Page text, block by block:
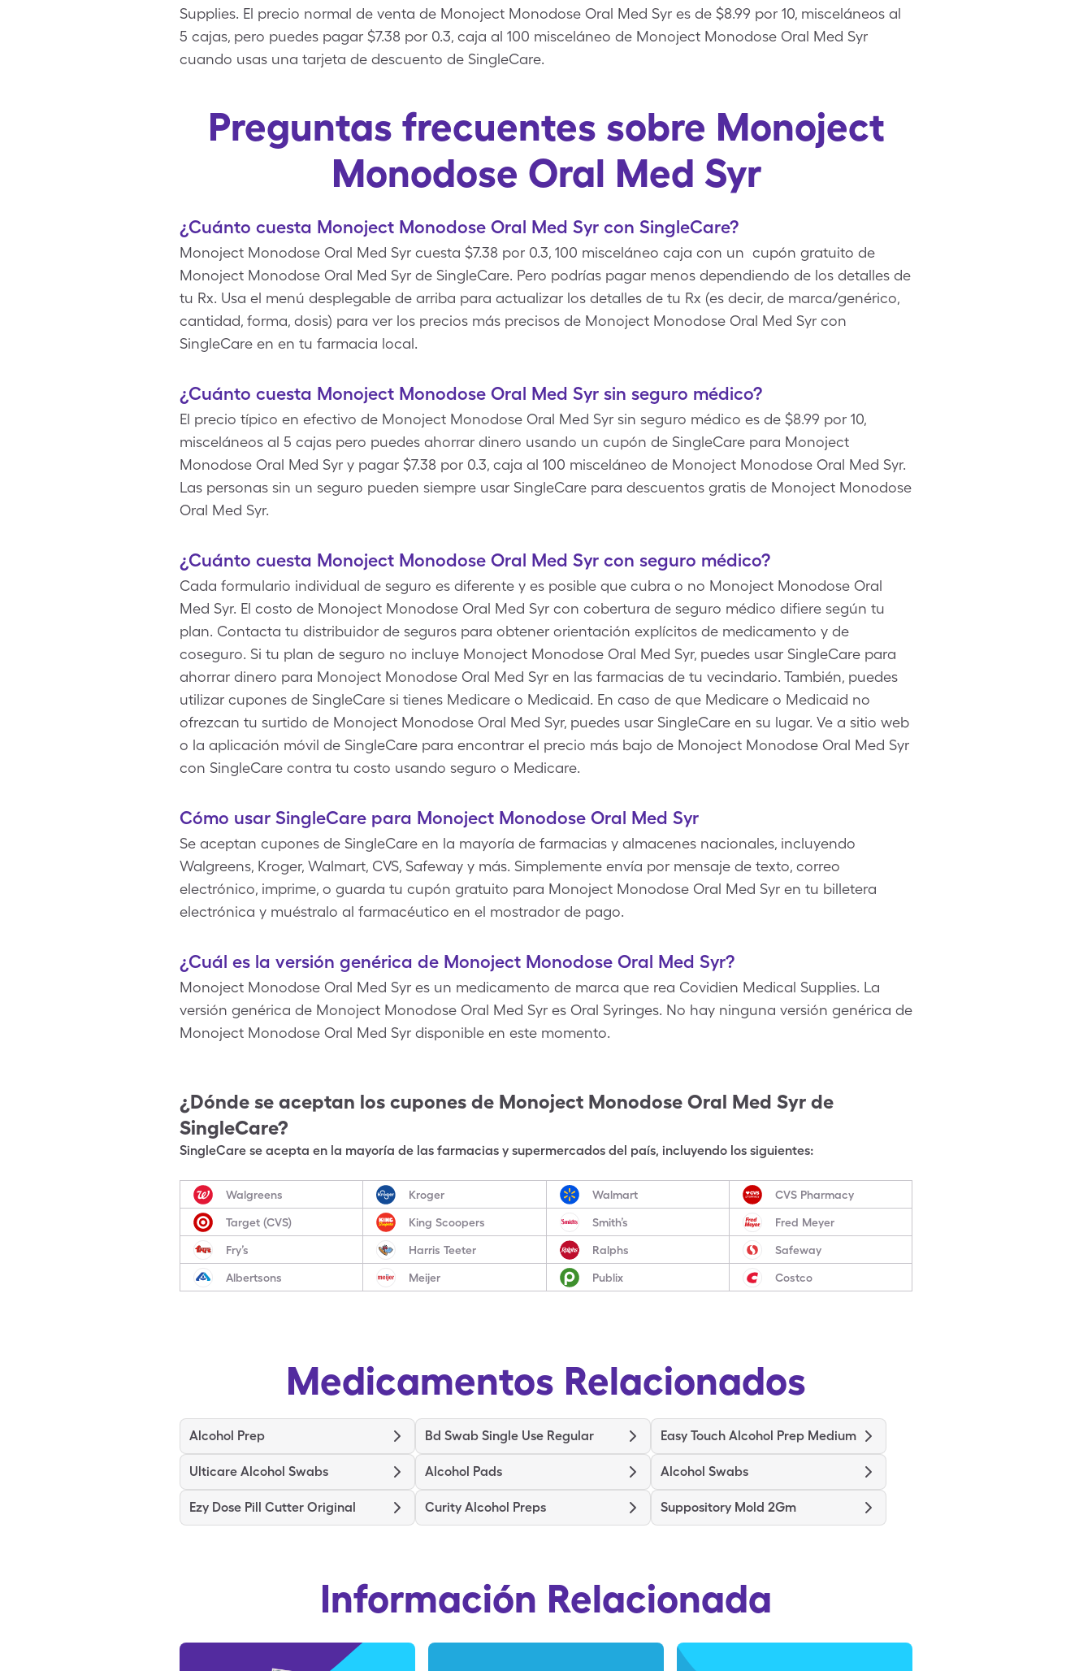
Supplies. El precio normal de venta de Monoject Monodose Oral Med Syr es de $8.99 por 10, misceláneos al
5 cajas, pero puedes pagar $7.38 por 0.3, caja al 100 misceláneo de Monoject Monodose Oral Med Syr
cuando usas una tarjeta de descuento de SingleCare.
Preguntas frecuentes sobre Monoject
Monodose Oral Med Syr
¿Cuánto cuesta Monoject Monodose Oral Med Syr con SingleCare?
Monoject Monodose Oral Med Syr cuesta $7.38 por 0.3, 100 misceláneo caja con un cupón gratuito de
Monoject Monodose Oral Med Syr de SingleCare. Pero podrías pagar menos dependiendo de los detalles de
tu Rx. Usa el menú desplegable de arriba para actualizar los detalles de tu Rx (es decir, de marca/genérico,
cantidad, forma, dosis) para ver los precios más precisos de Monoject Monodose Oral Med Syr con
SingleCare en en tu farmacia local.
¿Cuánto cuesta Monoject Monodose Oral Med Syr sin seguro médico?
El precio típico en efectivo de Monoject Monodose Oral Med Syr sin seguro médico es de $8.99 por 10,
misceláneos al 5 cajas pero puedes ahorrar dinero usando un cupón de SingleCare para Monoject
Monodose Oral Med Syr y pagar $7.38 por 0.3, caja al 100 misceláneo de Monoject Monodose Oral Med Syr.
Las personas sin un seguro pueden siempre usar SingleCare para descuentos gratis de Monoject Monodose
Oral Med Syr.
¿Cuánto cuesta Monoject Monodose Oral Med Syr con seguro médico?
Cada formulario individual de seguro es diferente y es posible que cubra o no Monoject Monodose Oral
Med Syr. El costo de Monoject Monodose Oral Med Syr con cobertura de seguro médico difiere según tu
plan. Contacta tu distribuidor de seguros para obtener orientación explícitos de medicamento y de
coseguro. Si tu plan de seguro no incluye Monoject Monodose Oral Med Syr, puedes usar SingleCare para
ahorrar dinero para Monoject Monodose Oral Med Syr en las farmacias de tu vecindario. También, puedes
utilizar cupones de SingleCare si tienes Medicare o Medicaid. En caso de que Medicare o Medicaid no
ofrezcan tu surtido de Monoject Monodose Oral Med Syr, puedes usar SingleCare en su lugar. Ve a sitio web
o la aplicación móvil de SingleCare para encontrar el precio más bajo de Monoject Monodose Oral Med Syr
con SingleCare contra tu costo usando seguro o Medicare.
Cómo usar SingleCare para Monoject Monodose Oral Med Syr
Se aceptan cupones de SingleCare en la mayoría de farmacias y almacenes nacionales, incluyendo
Walgreens, Kroger, Walmart, CVS, Safeway y más. Simplemente envía por mensaje de texto, correo
electrónico, imprime, o guarda tu cupón gratuito para Monoject Monodose Oral Med Syr en tu billetera
electrónica y muéstralo al farmacéutico en el mostrador de pago.
¿Cuál es la versión genérica de Monoject Monodose Oral Med Syr?
Monoject Monodose Oral Med Syr es un medicamento de marca que rea Covidien Medical Supplies. La
versión genérica de Monoject Monodose Oral Med Syr es Oral Syringes. No hay ninguna versión genérica de
Monoject Monodose Oral Med Syr disponible en este momento.
¿Dónde se aceptan los cupones de Monoject Monodose Oral Med Syr de
SingleCare?
SingleCare se acepta en la mayoría de las farmacias y supermercados del país, incluyendo los siguientes:
Walgreens Kroger Walmart CVS Pharmacy
Target (CVS) King Scoopers Smith’s Fred Meyer
Fry’s Harris Teeter Ralphs Safeway
Albertsons Meijer Publix Costco
Medicamentos Relacionados
Alcohol Prep Bd Swab Single Use Regular Easy Touch Alcohol Prep Medium
Ulticare Alcohol Swabs Alcohol Pads Alcohol Swabs
Ezy Dose Pill Cutter Original Curity Alcohol Preps Suppository Mold 2Gm
Información Relacionada